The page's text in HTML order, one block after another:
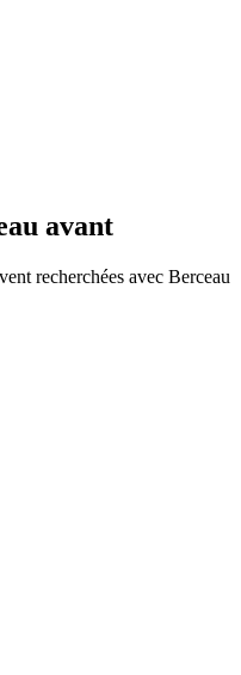
avant
recherchées avec Berceau